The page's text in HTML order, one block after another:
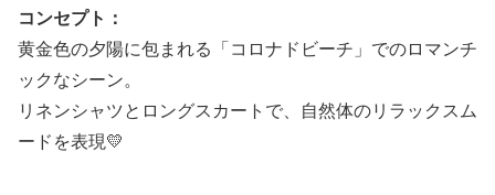
コンセプト：
黄金色の夕陽に包まれる「コロナドビーチ」でのロマンチ
ックなシーン。
リネンシャツとロングスカートで、自然体のリラックスム
ードを表現💛